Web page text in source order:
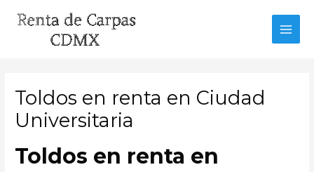
Toldos en renta en Ciudad
Universitaria
Toldos en renta en